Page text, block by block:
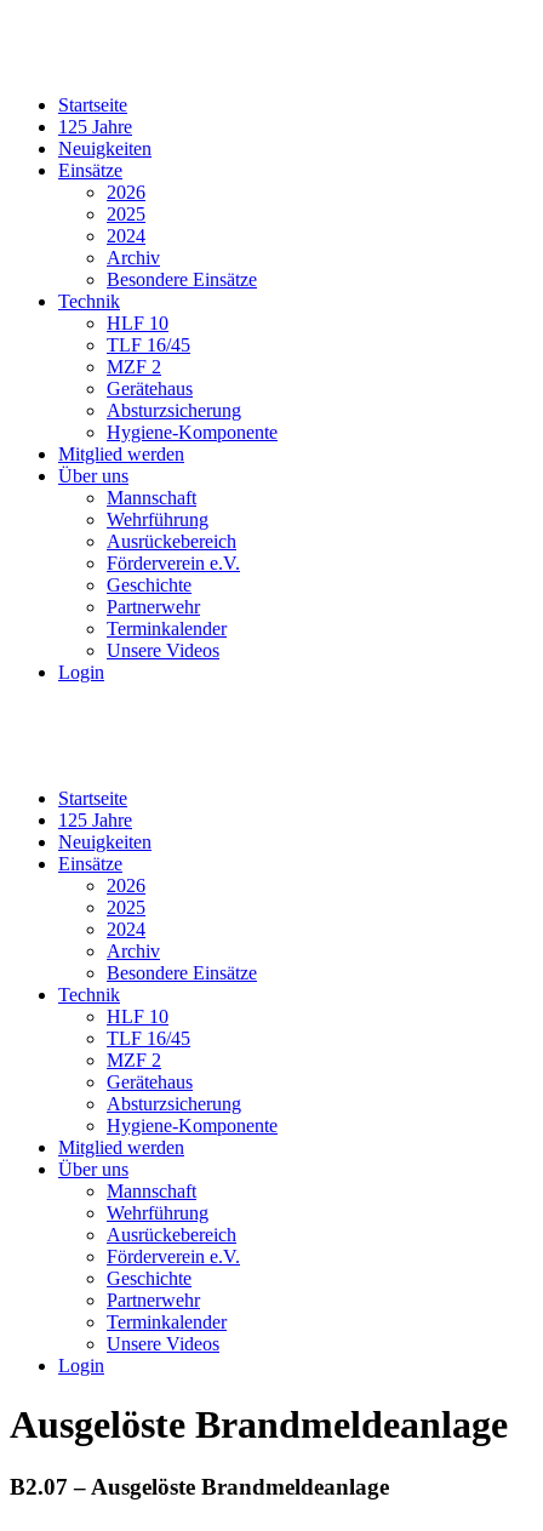
Startseite
125 Jahre
Neuigkeiten
Einsätze
2026
2025
2024
Archiv
Besondere Einsätze
Technik
HLF 10
TLF 16/45
MZF 2
Gerätehaus
Absturzsicherung
Hygiene-Komponente
Mitglied werden
Über uns
Mannschaft
Wehrführung
Ausrückebereich
Förderverein e.V.
Geschichte
Partnerwehr
Terminkalender
Unsere Videos
Login
Startseite
125 Jahre
Neuigkeiten
Einsätze
2026
2025
2024
Archiv
Besondere Einsätze
Technik
HLF 10
TLF 16/45
MZF 2
Gerätehaus
Absturzsicherung
Hygiene-Komponente
Mitglied werden
Über uns
Mannschaft
Wehrführung
Ausrückebereich
Förderverein e.V.
Geschichte
Partnerwehr
Terminkalender
Unsere Videos
Login
Ausgelöste Brandmeldeanlage
B2.07 – Ausgelöste Brandmeldeanlage